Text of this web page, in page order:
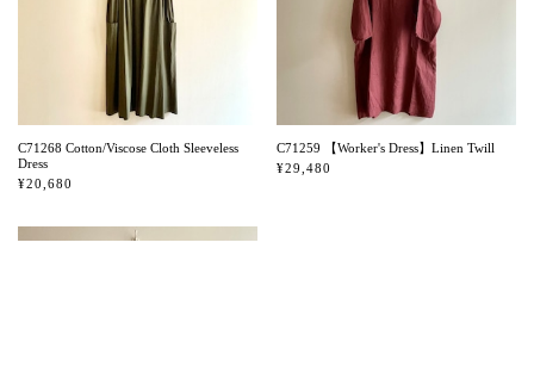
C71268 Cotton/Viscose Cloth Sleeveless
Dress
¥20,680
C71259 【Worker's Dress】Linen Twill
¥29,480